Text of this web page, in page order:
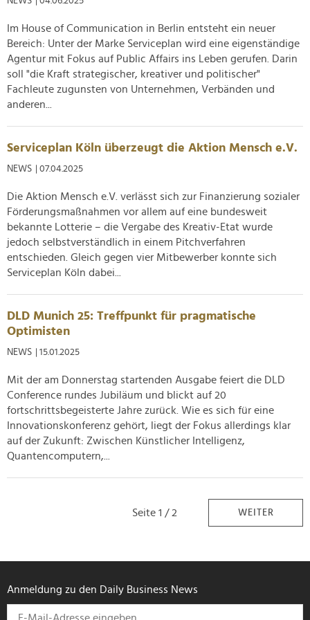
Partner führen diese Informationen möglicherweise mit
weiteren Daten zusammen, die Sie ihnen bereitgestellt
haben oder die sie im Rahmen Ihrer Nutzung der Dienste
gesammelt haben.
Im House of Communication in Berlin entsteht ein neuer
Bereich: Unter der Marke Serviceplan wird eine eigenständige
Agentur mit Fokus auf Public Affairs ins Leben gerufen. Darin
soll "die Kraft strategischer, kreativer und politischer"
Fachleute zugunsten von Unternehmen, Verbänden und
anderen...
Serviceplan Köln überzeugt die Aktion Mensch e.V.
NEWS | 07.04.2025
Die Aktion Mensch e.V. verlässt sich zur Finanzierung sozialer
Förderungsmaßnahmen vor allem auf eine bundesweit
bekannte Lotterie – die Vergabe des Kreativ-Etat wurde
jedoch selbstverständlich in einem Pitchverfahren
entschieden. Gleich gegen vier Mitbewerber konnte sich
Serviceplan Köln dabei...
DLD Munich 25: Treffpunkt für pragmatische
Optimisten
NEWS | 15.01.2025
Mit der am Donnerstag startenden Ausgabe feiert die DLD
Conference rundes Jubiläum und blickt auf 20
fortschrittsbegeisterte Jahre zurück. Wie es sich für eine
Innovationskonferenz gehört, liegt der Fokus allerdings klar
auf der Zukunft: Zwischen Künstlicher Intelligenz,
Quantencomputern,...
Seite 1 / 2 WEITER
Anmeldung zu den Daily Business News